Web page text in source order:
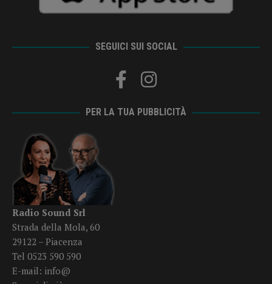
SEGUICI SUI SOCIAL
PER LA TUA PUBBLICITÀ
Radio Sound Srl
Strada della Mola, 60
29122 – Piacenza
Tel 0523 590 590
E-mail: info@